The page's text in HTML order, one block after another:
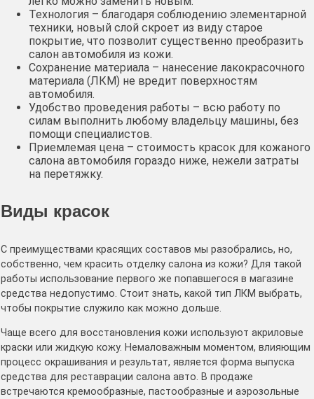
Технология – благодаря соблюдению элементарной
техники, новый слой скроет из виду старое
покрытие, что позволит существенно преобразить
салон автомобиля из кожи.
Сохранение материала – нанесение лакокрасочного
материала (ЛКМ) не вредит поверхностям
автомобиля.
Удобство проведения работы – всю работу по
силам выполнить любому владельцу машины, без
помощи специалистов.
Приемлемая цена – стоимость красок для кожаного
салона автомобиля гораздо ниже, нежели затраты
на перетяжку.
Виды красок
С преимуществами красящих составов мы разобрались, но,
собственно, чем красить отделку салона из кожи? Для такой
работы использование первого же попавшегося в магазине
средства недопустимо. Стоит знать, какой тип ЛКМ выбрать,
чтобы покрытие служило как можно дольше.
Чаще всего для восстановления кожи используют акриловые
краски или жидкую кожу. Немаловажным моментом, влияющим
процесс окрашивания и результат, является форма выпуска
средства для реставрации салона авто. В продаже
встречаются кремообразные, пастообразные и аэрозольные